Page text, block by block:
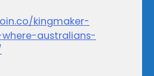
kingmaker-
australians-